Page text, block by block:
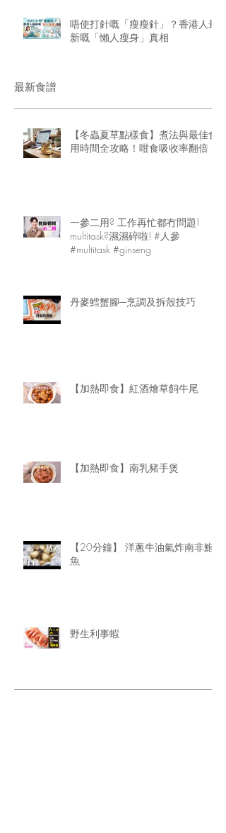
唔使打針嘅「瘦瘦針」？香港人最
新嘅「懶人瘦身」真相
最新食譜
【冬蟲夏草點樣食】煮法與最佳食
用時間全攻略！咁食吸收率翻倍
一參二用? 工作再忙都冇問題!
multitask?濕濕碎啦! #人參
#multitask #ginseng
丹麥鱈蟹腳─烹調及拆殼技巧
【加熱即食】紅酒燴草飼牛尾
【加熱即食】南乳豬手煲
【20分鐘】 洋蔥牛油氣炸南非鮑
魚
野生利事蝦